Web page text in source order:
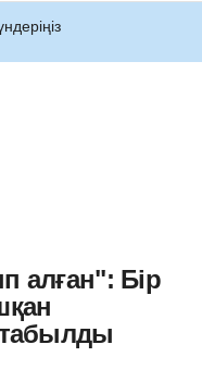
алған": Бір
табылды